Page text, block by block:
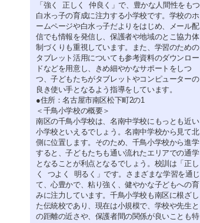
「強く 正しく 仲良く」で、豊かな人間性をもつ
白水っ子の育成に注力する小学校です。学校のホ
ームページや白水っ子だよりをはじめ、メール配
信でも情報を発信し、保護者や地域のとこ協力体
制づくりも重視しています。また、学習のための
タブレット活用についても参考資料のダウンロー
ドなどを用意し、きめ細やかなサポートをしつ
つ、子どもたちがタブレットやコンピューターの
良き使い手となるよう指導をしています。
●住所：名古屋市南区松下町2の1
＜千鳥小学校の概要＞
南区の千鳥小学校は、名南中学校にもっとも近い
小学校といえるでしょう。名南中学校から見て北
側に位置します。そのため、千鳥小学校から進学
すると、子どもたちも通い流れたエリアでの通学
となることが利点となるでしょう。校訓は「正し
く つよく 明るく」です。さまざまな学習を通じ
て、心豊かで、粘り強く、健やかな子どもへの育
みに注力しています。千鳥小学校も南区に根ざし
た伝統校であり、現在は小規模で、学校や先生と
の距離の近さや、保護者間の関係が良いことも特